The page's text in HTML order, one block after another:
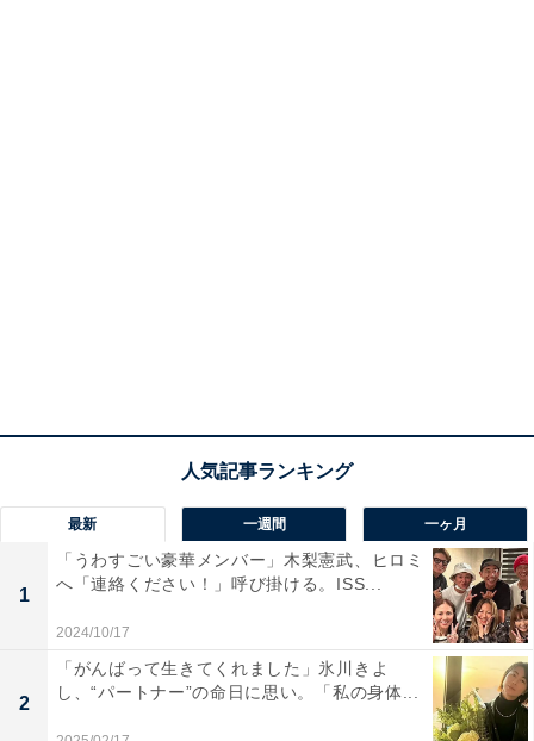
最新 一週間 一ヶ月
1
「うわすごい豪華メンバー」木梨憲武、ヒロミ
へ「連絡ください！」呼び掛ける。ISS...
2024/10/17
2
「がんばって生きてくれました」氷川きよ
し、“パートナー”の命日に思い。「私の身体...